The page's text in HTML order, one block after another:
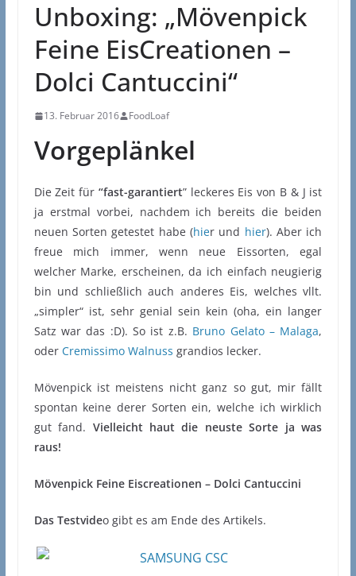
Unboxing: „Mövenpick
Feine EisCreationen –
Dolci Cantuccini“
13. Februar 2016 FoodLoaf
Vorgeplänkel
Die Zeit für “fast-garantiert” leckeres Eis von B & J ist
ja erstmal vorbei, nachdem ich bereits die beiden
neuen Sorten getestet habe (hier und hier). Aber ich
freue mich immer, wenn neue Eissorten, egal
welcher Marke, erscheinen, da ich einfach neugierig
bin und schließlich auch anderes Eis, welches vllt.
„simpler“ ist, sehr genial sein kein (oha, ein langer
Satz war das :D). So ist z.B. Bruno Gelato – Malaga,
oder Cremissimo Walnuss grandios lecker.
Mövenpick ist meistens nicht ganz so gut, mir fällt
spontan keine derer Sorten ein, welche ich wirklich
gut fand. Vielleicht haut die neuste Sorte ja was
raus!
Mövenpick Feine Eiscreationen – Dolci Cantuccini
Das Testvideo gibt es am Ende des Artikels.